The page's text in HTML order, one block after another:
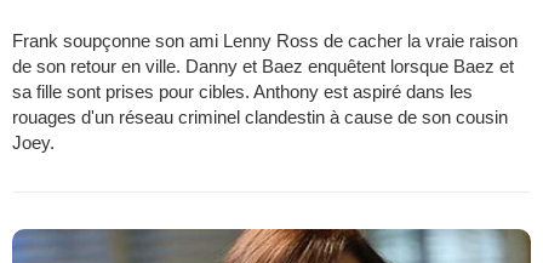
Frank soupçonne son ami Lenny Ross de cacher la vraie raison
de son retour en ville. Danny et Baez enquêtent lorsque Baez et
sa fille sont prises pour cibles. Anthony est aspiré dans les
rouages d'un réseau criminel clandestin à cause de son cousin
Joey.